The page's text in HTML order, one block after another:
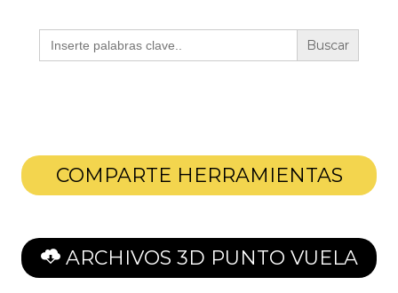
Buscar:
COMPARTE HERRAMIENTAS
ARCHIVOS 3D PUNTO VUELA